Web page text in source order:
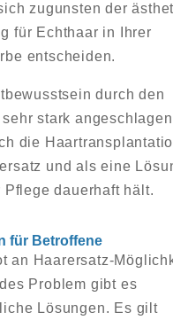
zugunsten der
für Echthaar in Ihrer
entscheiden.
durch den
stark
die
und als eine
Pflege dauerhaft hält.
für Betroffene
an Haarersatz-
Problem gibt es
Lösungen. Es gilt